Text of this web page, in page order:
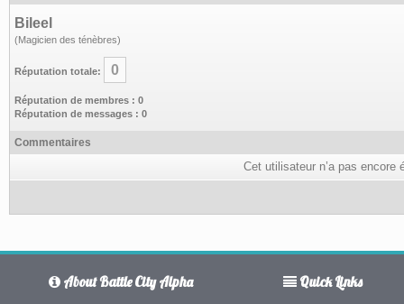
Bileel
(Magicien des ténèbres)
Réputation totale: 0
Réputation de membres : 0
Réputation de messages : 0
Commentaires
Cet utilisateur n’a pas
About Battle City Alpha Quick Links